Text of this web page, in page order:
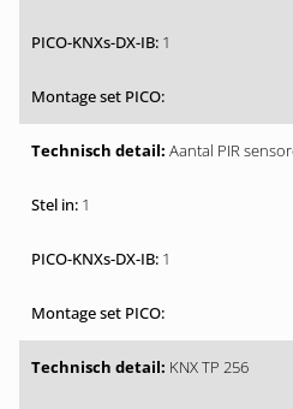
1
Aantal PIR
1
1
KNX TP 256